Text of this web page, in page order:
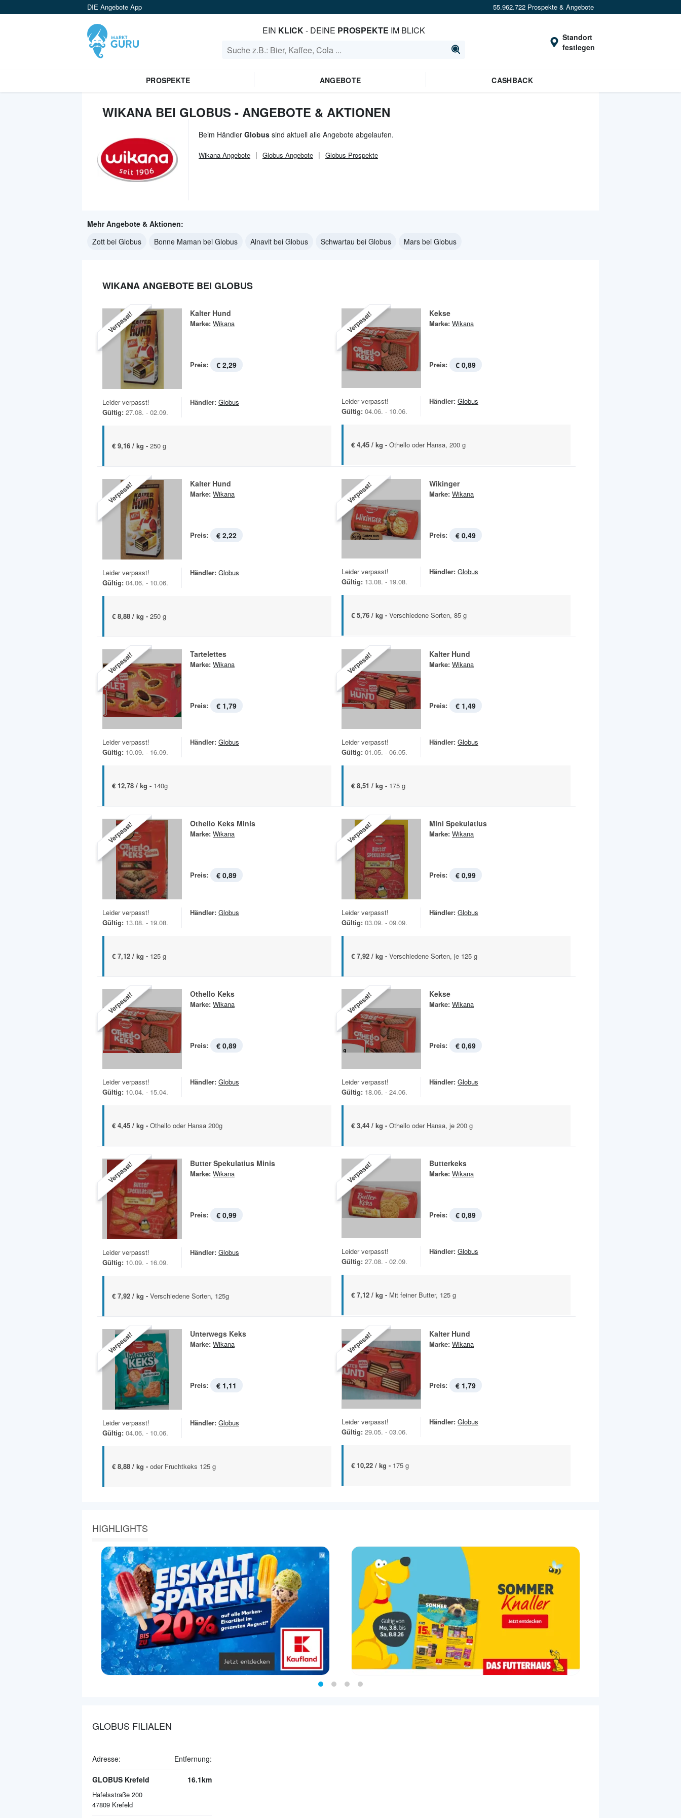
DIE Angebote App 55.962.722 Prospekte & Angebote
EIN KLICK- DEINE PROSPEKTE IM BLICK
Standort
festlegen
PROSPEKTE ANGEBOTE CASHBACK
WIKANA BEI GLOBUS - ANGEBOTE & AKTIONEN
Beim Händler Globus sind aktuell alle Angebote abgelaufen.
Wikana Angebote Globus Angebote Globus Prospekte
Mehr Angebote & Aktionen:
Zott bei Globus
Bonne Maman bei Globus Alnavit bei Globus Schwartau bei Globus Mars bei Globus
WIKANA ANGEBOTE BEI GLOBUS
Verpasst! Kalter Hund
Marke: Wikana
Preis: € 2,29
Leider verpasst!
Gültig: 27.08. - 02.09.
Händler: Globus
€ 9,16 / kg - 250 g
Verpasst! Kekse
Marke: Wikana
Preis: € 0,89
Leider verpasst!
Gültig: 04.06. - 10.06.
Händler: Globus
€ 4,45 / kg - Othello oder Hansa, 200 g
Verpasst! Kalter Hund
Marke: Wikana
Preis: € 2,22
Leider verpasst!
Gültig: 04.06. - 10.06.
Händler: Globus
€ 8,88 / kg - 250 g
Verpasst! Wikinger
Marke: Wikana
Preis: € 0,49
Leider verpasst!
Gültig: 13.08. - 19.08.
Händler: Globus
€ 5,76 / kg - Verschiedene Sorten, 85 g
Verpasst! Tartelettes
Marke: Wikana
Preis: € 1,79
Leider verpasst!
Gültig: 10.09. - 16.09.
Händler: Globus
€ 12,78 / kg - 140g
Verpasst! Kalter Hund
Marke: Wikana
Preis: € 1,49
Leider verpasst!
Gültig: 01.05. - 06.05.
Händler: Globus
€ 8,51 / kg - 175 g
Verpasst! Othello Keks Minis
Marke: Wikana
Preis: € 0,89
Leider verpasst!
Gültig: 13.08. - 19.08.
Händler: Globus
€ 7,12 / kg - 125 g
Verpasst! Mini Spekulatius
Marke: Wikana
Preis: € 0,99
Leider verpasst!
Gültig: 03.09. - 09.09.
Händler: Globus
€ 7,92 / kg - Verschiedene Sorten, je 125 g
Verpasst! Othello Keks
Marke: Wikana
Preis: € 0,89
Leider verpasst!
Gültig: 10.04. - 15.04.
Händler: Globus
€ 4,45 / kg - Othello oder Hansa 200g
Verpasst! Kekse
Marke: Wikana
Preis: € 0,69
Leider verpasst!
Gültig: 18.06. - 24.06.
Händler: Globus
€ 3,44 / kg - Othello oder Hansa, je 200 g
Verpasst! Butter Spekulatius Minis
Marke: Wikana
Preis: € 0,99
Leider verpasst!
Gültig: 10.09. - 16.09.
Händler: Globus
€ 7,92 / kg - Verschiedene Sorten, 125g
Verpasst! Butterkeks
Marke: Wikana
Preis: € 0,89
Leider verpasst!
Gültig: 27.08. - 02.09.
Händler: Globus
€ 7,12 / kg - Mit feiner Butter, 125 g
Verpasst! Unterwegs Keks
Marke: Wikana
Preis: € 1,11
Leider verpasst!
Gültig: 04.06. - 10.06.
Händler: Globus
€ 8,88 / kg - oder Fruchtkeks 125 g
Verpasst! Kalter Hund
Marke: Wikana
Preis: € 1,79
Leider verpasst!
Gültig: 29.05. - 03.06.
Händler: Globus
€ 10,22 / kg - 175 g
HIGHLIGHTS
GLOBUS FILIALEN
Adresse: Entfernung:
GLOBUS Krefeld
Hafelsstraße 200
47809 Krefeld
16.1km